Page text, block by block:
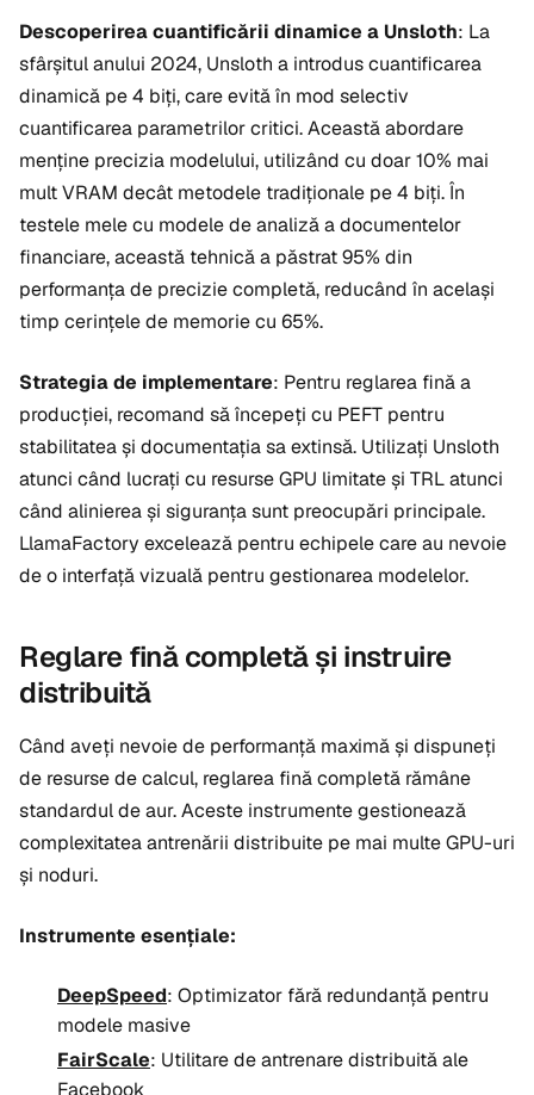
Descoperirea cuantificării dinamice a Unsloth: La
sfârșitul anului 2024, Unsloth a introdus cuantificarea
dinamică pe 4 biți, care evită în mod selectiv
cuantificarea parametrilor critici. Această abordare
menține precizia modelului, utilizând cu doar 10% mai
mult VRAM decât metodele tradiționale pe 4 biți. În
testele mele cu modele de analiză a documentelor
financiare, această tehnică a păstrat 95% din
performanța de precizie completă, reducând în același
timp cerințele de memorie cu 65%.
Strategia de implementare: Pentru reglarea fină a
producției, recomand să începeți cu PEFT pentru
stabilitatea și documentația sa extinsă. Utilizați Unsloth
atunci când lucrați cu resurse GPU limitate și TRL atunci
când alinierea și siguranța sunt preocupări principale.
LlamaFactory excelează pentru echipele care au nevoie
de o interfață vizuală pentru gestionarea modelelor.
Reglare fină completă și instruire
distribuită
Când aveți nevoie de performanță maximă și dispuneți
de resurse de calcul, reglarea fină completă rămâne
standardul de aur. Aceste instrumente gestionează
complexitatea antrenării distribuite pe mai multe GPU-uri
și noduri.
Instrumente esențiale:
DeepSpeed: Optimizator fără redundanță pentru
modele masive
FairScale: Utilitare de antrenare distribuită ale